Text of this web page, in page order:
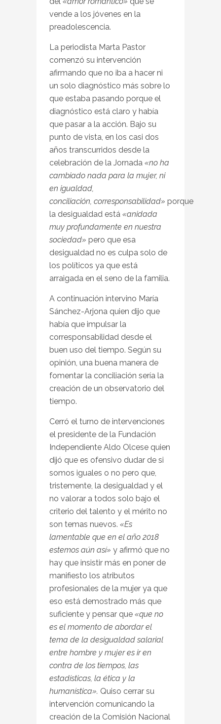
vende a los jóvenes en la
preadolescencia.
La periodista Marta Pastor
comenzó su intervención
afirmando que no iba a hacer ni
un solo diagnóstico más sobre lo
que estaba pasando porque el
diagnóstico está claro y había
que pasar a la acción. Bajo su
punto de vista, en los casi dos
años transcurridos desde la
celebración de la Jornada «no ha
cambiado nada para la mujer, ni
en igualdad,
conciliación, corresponsabilidad» porque
la desigualdad está «anidada
muy profundamente en nuestra
sociedad» pero que esa
desigualdad no es culpa solo de
los políticos ya que está
arraigada en el seno de la familia.
A continuación intervino María
Sánchez-Arjona quien dijo que
había que impulsar la
corresponsabilidad desde el
buen uso del tiempo. Según su
opinión, una buena manera de
fomentar la conciliación sería la
creación de un observatorio del
tiempo.
Cerró el turno de intervenciones
el presidente de la Fundación
Independiente Aldo Olcese quien
dijó que es ofensivo dudar de si
somos iguales o no pero que,
tristemente, la desigualdad y el
no valorar a todos solo bajo el
criterio del talento y el mérito no
son temas nuevos. «Es
lamentable que en el año 2018
estemos aún así» y afirmó que no
hay que insistir más en poner de
manifiesto los atributos
profesionales de la mujer ya que
eso está demostrado más que
suficiente y pensar que «que no
es el momento de abordar el
tema de la desigualdad salarial
entre hombre y mujer es ir en
contra de los tiempos, las
estadísticas, la ética y la
humanística». Quiso cerrar su
intervención comunicando la
creación de la Comisión Nacional